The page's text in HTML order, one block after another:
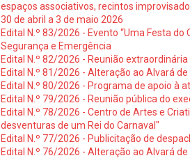
espaços associativos, recintos
30 de abril a 3 de maio 2026
Edital N.º 83/2026 - Evento “Uma Festa
Segurança e Emergência
Edital N.º 82/2026 - Reunião
Edital N.º 81/2026 - Alteração ao Alvará
Edital N.º 80/2026 - Programa de apoio à
Edital N.º 79/2026 - Reunião pública do
Edital N.º 78/2026 - Centro de Artes e
desventuras de um Rei do Carnaval"
Edital N.º 77/2026 - Publicitação de
Edital N.º 76/2026 - Alteração ao Alvará